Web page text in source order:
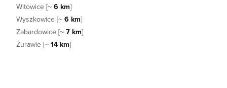
Witowice [~ 6 km]
Wyszkowice [~ 6 km]
Zabardowice [~ 7 km]
Żurawie [~ 14 km]